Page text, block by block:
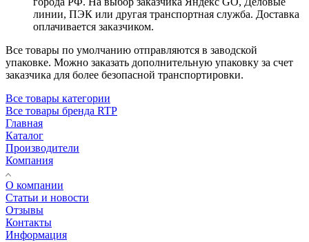
линии, ПЭК или другая транспортная служба. Доставка
оплачивается заказчиком.
Все товары по умолчанию отправляются в заводской
упаковке. Можно заказать дополнительную упаковку за счет
заказчика для более безопасной транспортировки.
Все товары категории
Все товары бренда RTP
Главная
Каталог
Производители
Компания
О компании
Статьи и новости
Отзывы
Контакты
Информация